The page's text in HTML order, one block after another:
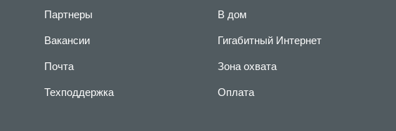
Партнеры
Вакансии
Почта
Техподдержка
В дом
Гигабитный Интернет
Зона охвата
Оплата